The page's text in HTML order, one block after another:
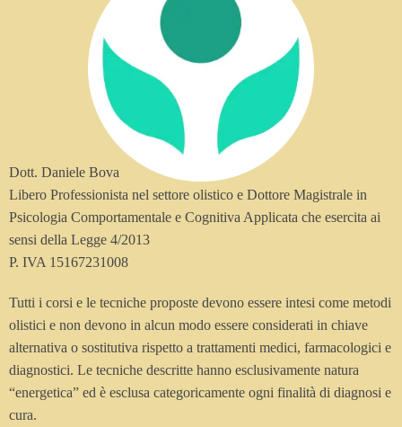
Dott. Daniele Bova
Libero Professionista nel settore olistico e Dottore Magistrale in
Psicologia Comportamentale e Cognitiva Applicata che esercita ai
sensi della Legge 4/2013
P. IVA 15167231008
Tutti i corsi e le tecniche proposte devono essere intesi come metodi
olistici e non devono in alcun modo essere considerati in chiave
alternativa o sostitutiva rispetto a trattamenti medici, farmacologici e
diagnostici. Le tecniche descritte hanno esclusivamente natura
“energetica” ed è esclusa categoricamente ogni finalità di diagnosi e
cura.